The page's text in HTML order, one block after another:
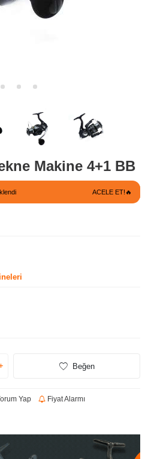
Makine 4+1 BB
ACELE ET!🔥
Beğen
Yap Fiyat Alarmı